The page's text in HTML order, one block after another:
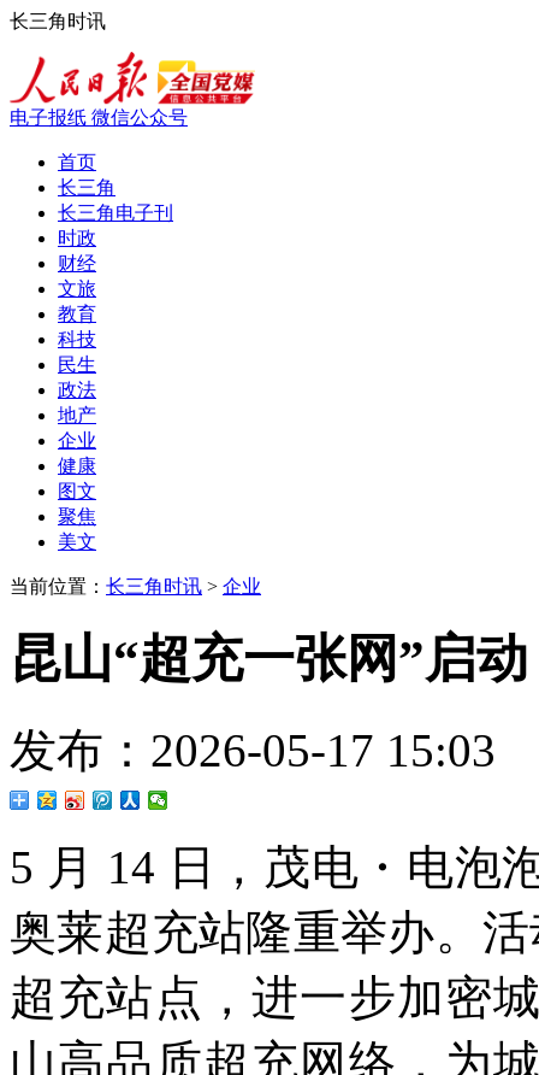
长三角时讯
电子报纸 微信公众号
首页
长三角
长三角电子刊
时政
财经
文旅
教育
科技
民生
政法
地产
企业
健康
图文
聚焦
美文
当前位置： 长三角时讯 > 企业
昆山“超充一张网”启
发布：2026-05-17
5 月 14 日，茂电・电泡
奥莱超充站隆重举办。
超充站点，进一步加密
山高品质超充网络，为